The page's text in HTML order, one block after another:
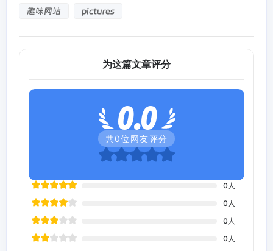
趣味网站 pictures
为这篇文章评分
0.0
共0位网友评分
0 人
0 人
0 人
0 人